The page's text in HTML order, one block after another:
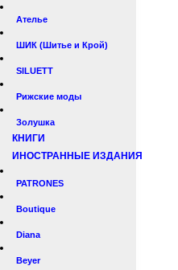
Ателье
ШИК (Шитье и Крой)
SILUETT
Рижские моды
Золушка
КНИГИ
ИНОСТРАННЫЕ ИЗДАНИЯ
PATRONES
Boutique
Diana
Beyer